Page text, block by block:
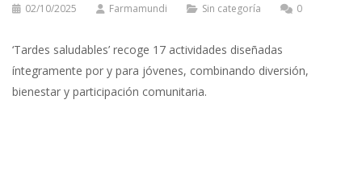
02/10/2025 Farmamundi Sin categoría 0
‘Tardes saludables’ recoge 17 actividades diseñadas
íntegramente por y para jóvenes, combinando diversión,
bienestar y participación comunitaria.